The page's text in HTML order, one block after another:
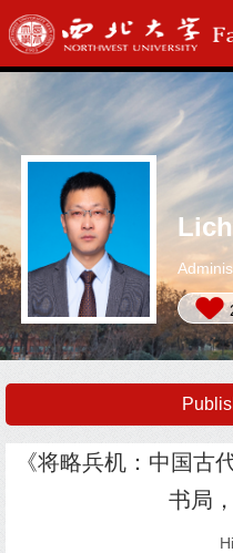
《将略兵机：中国古
书局